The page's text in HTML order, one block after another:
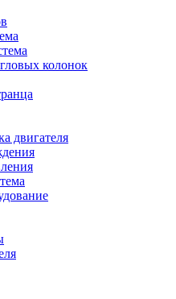
колонок
двигателя